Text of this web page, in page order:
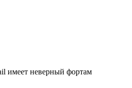
имеет неверный фортам